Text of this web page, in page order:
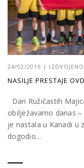
24/02/2016 | IZDVOJENO
NASILJE PRESTAJE
Dan Ružičastih
obilježavamo danas
je nastala u Kanadi u
dogodio...